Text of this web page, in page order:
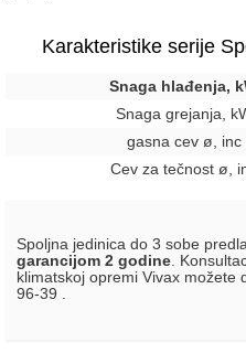
Karakteristike serije
Snaga hlađenja,
Snaga grejanja,
gasna cev ø, inc
Cev za tečnost ø,
Spoljna jedinica do 3 sobe
garancijom 2 godine.
klimatskoj opremi Vivax možete
96-39 .